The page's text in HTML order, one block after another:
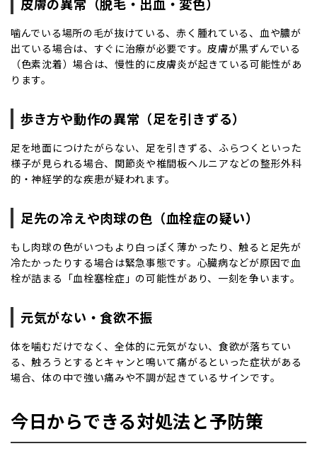
噛んでいる場所の毛が抜けている、赤く腫れている、血や膿が
出ている場合は、すぐに治療が必要です。皮膚が黒ずんでいる
（色素沈着）場合は、慢性的に皮膚炎が起きている可能性があ
ります。
歩き方や動作の異常（足を引きずる）
足を地面につけたがらない、足を引きずる、ふらつくといった
様子が見られる場合、関節炎や椎間板ヘルニアなどの整形外科
的・神経学的な疾患が疑われます。
足先の冷えや肉球の色（血栓症の疑い）
もし肉球の色がいつもより白っぽく薄かったり、触ると足先が
冷たかったりする場合は緊急事態です。心臓病などが原因で血
栓が詰まる「血栓塞栓症 」の可能性があり、一刻を争います。
元気がない・食欲不振
体を噛むだけでなく、全体的に元気がない、食欲が落ちてい
る、触ろうとするとキャンと鳴いて痛がるといった症状がある
場合、体の中で強い痛みや不調が起きているサインです。
今日からできる対処法と予防策